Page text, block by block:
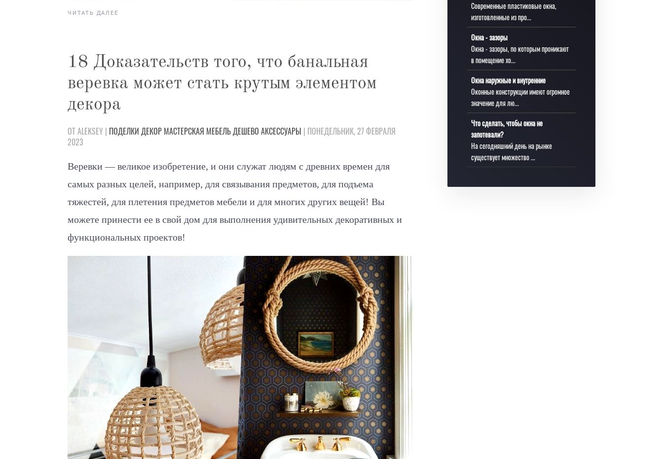
ЧИТАТЬ ДАЛЕЕ
18 Доказательств того, что банальная
веревка может стать крутым элементом
декора
ОТ ALEKSEY | ПОДЕЛКИ ДЕКОР МАСТЕРСКАЯ МЕБЕЛЬДЕШЕВО АКСЕССУАРЫ | ПОНЕДЕЛЬНИК, 27 ФЕВРАЛЯ
2023
Веревки — великое изобретение, и они служат людям с древних времен для
самых разных целей, например, для связывания предметов, для подъема
тяжестей, для плетения предметов мебели и для многих других вещей! Вы
можете принести ее в свой дом для выполнения удивительных декоративных и
функциональных проектов!
Современные пластиковые окна,
изготовленные из про...
Окна - зазоры
Окна - зазоры, по которым проникают
в помещение хо...
Окна наружные и внутренние
Оконные конструкции имеют огромное
значение для лю...
Что сделать, чтобы окна не
запотевали?
На сегодняшний день на рынке
существует множество ...